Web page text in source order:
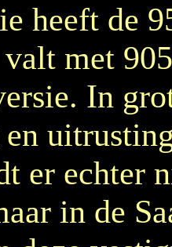
heeft de
met
In
er echter
in de